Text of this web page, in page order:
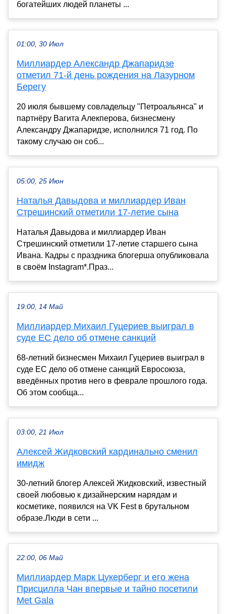
богатейших людей планеты ...
01:00, 30 Июл
Миллиардер Александр Джапаридзе
отметил 71-й день рождения на Лазурном
Берегу
20 июля бывшему совладельцу "Петроальянса" и
партнёру Вагита Алекперова, бизнесмену
Александру Джапаридзе, исполнился 71 год. По
такому случаю он соб...
05:00, 25 Июн
Наталья Давыдова и миллиардер Иван
Стрешинский отметили 17-летие сына
Наталья Давыдова и миллиардер Иван
Стрешинский отметили 17-летие старшего сына
Ивана. Кадры с праздника блогерша опубликовала
в своём Instagram*.Праз...
19:00, 14 Май
Миллиардер Михаил Гуцериев выиграл в
суде ЕС дело об отмене санкций
68-летний бизнесмен Михаил Гуцериев выиграл в
суде ЕС дело об отмене санкций Евросоюза,
введённых против него в феврале прошлого года.
Об этом сообща...
03:00, 21 Июл
Алексей Жидковский кардинально сменил
имидж
30-летний блогер Алексей Жидковский, известный
своей любовью к дизайнерским нарядам и
косметике, появился на VK Fest в брутальном
образе.Люди в сети ...
22:00, 06 Май
Миллиардер Марк Цукерберг и его жена
Присцилла Чан впервые и тайно посетили
Met Gala